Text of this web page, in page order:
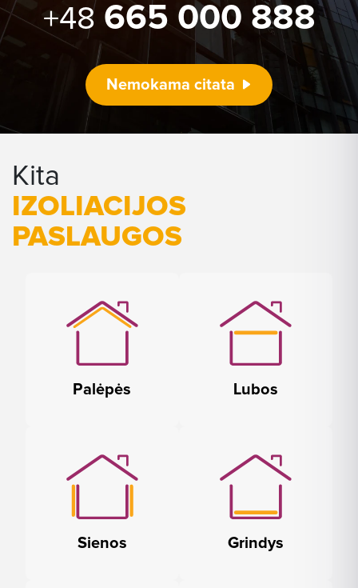
+48665 000 888
Nemokama citata
Kita
IZOLIACIJOS
PASLAUGOS
Palėpės Lubos
Sienos Grindys